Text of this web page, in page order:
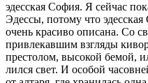
эдесская София. Я сейчас
Эдессы, потому что
очень красиво описана. Со
привлекавшим взгляды
престолом, высокой бемой,
лился свет. И особой